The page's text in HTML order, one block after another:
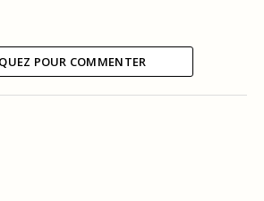
POUR COMMENTER